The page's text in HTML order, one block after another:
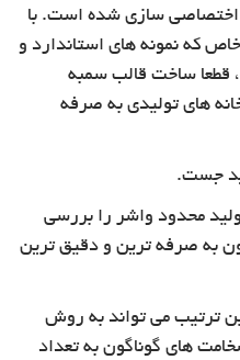
اختصاصی سازی شده است. با
که نمونه های استاندارد و
قطعا ساخت قالب سمبه
های تولیدی به صرفه
جست.
محدود واشر را بررسی
به صرفه ترین و دقیق ترین
ترتیب می تواند به روش
های گوناگون به تعداد